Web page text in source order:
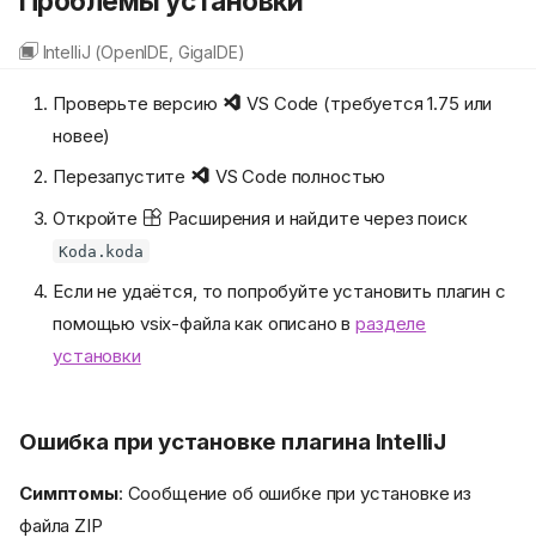
IntelliJ (OpenIDE, GigaIDE)
Проверьте версию
VS Code (требуется 1.75 или
новее)
Перезапустите
VS Code полностью
Откройте
Расширения и найдите через поиск
Koda.koda
Если не удаётся, то попробуйте установить плагин с
помощью vsix-файла как описано вразделе
установки
Ошибка при установке плагина IntelliJ
Симптомы: Сообщение об ошибке при установке из
файла ZIP